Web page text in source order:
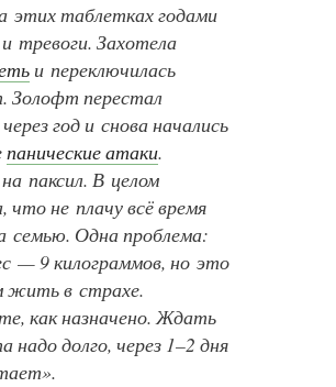
этих таблетках годами
и тревоги. Захотела
и переключилась
Золофт перестал
год и снова начались
панические атаки.
паксил. В целом
что не плачу всё время
семью. Одна проблема:
— 9 килограммов, но это
жить в страхе.
как назначено. Ждать
надо долго, через 1–2 дня